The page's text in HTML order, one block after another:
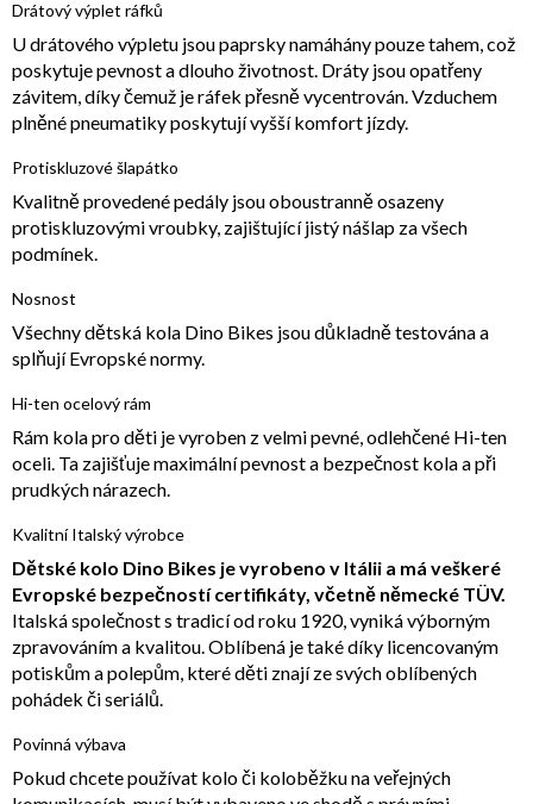
Drátový výplet ráfků
U drátového výpletu jsou paprsky namáhány pouze tahem, což
poskytuje pevnost a dlouho životnost. Dráty jsou opatřeny
závitem, díky čemuž je ráfek přesně vycentrován. Vzduchem
plněné pneumatiky poskytují vyšší komfort jízdy.
Protiskluzové šlapátko
Kvalitně provedené pedály jsou oboustranně osazeny
protiskluzovými vroubky, zajištující jistý nášlap za všech
podmínek.
Nosnost
Všechny dětská kola Dino Bikes jsou důkladně testována a
splňují Evropské normy.
Hi-ten ocelový rám
Rám kola pro děti je vyroben z velmi pevné, odlehčené Hi-ten
oceli. Ta zajišťuje maximální pevnost a bezpečnost kola a při
prudkých nárazech.
Kvalitní Italský výrobce
Dětské kolo Dino Bikes je vyrobeno v Itálii a má veškeré
Evropské bezpečností certifikáty, včetně německé TÜV.
Italská společnost s tradicí od roku 1920, vyniká výborným
zpravováním a kvalitou. Oblíbená je také díky licencovaným
potiskům a polepům, které děti znají ze svých oblíbených
pohádek či seriálů.
Povinná výbava
Pokud chcete používat kolo či koloběžku na veřejných